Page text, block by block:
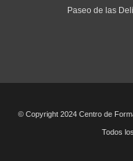
Paseo de las
© Copyright 2024 Centro de
Todos